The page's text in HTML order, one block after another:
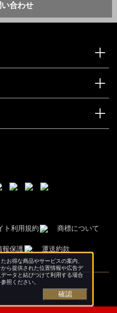
合わせ
ト利用規約 商標について
報保護 運送約款
お得な商品やサービスの案内、
ら提供された位置情報や広告デ
ータと結びつけて利用する場合
参照ください。
確認